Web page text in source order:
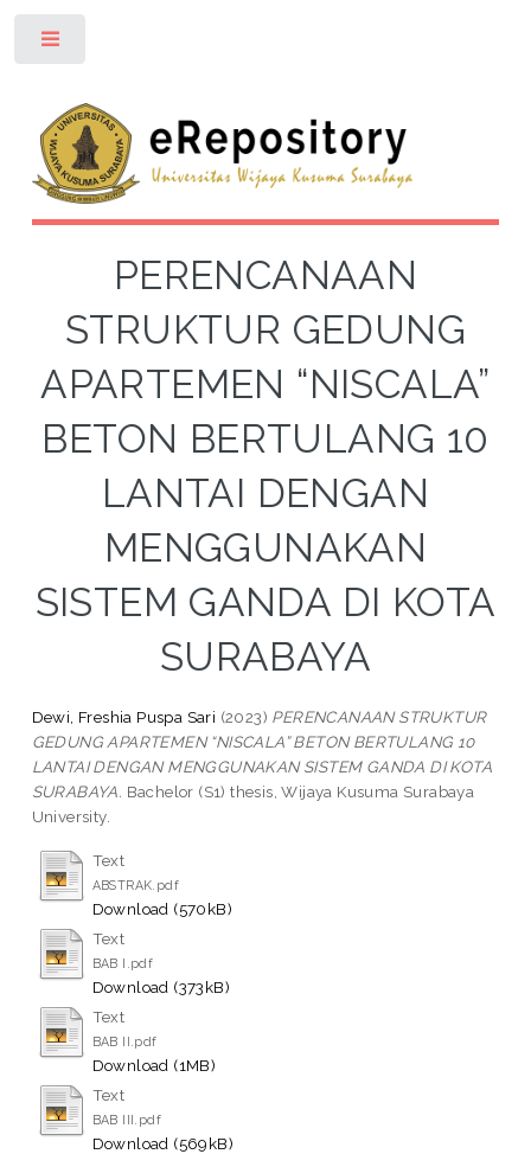
PERENCANAAN
STRUKTUR GEDUNG
APARTEMEN “NISCALA”
BETON BERTULANG 10
LANTAI DENGAN
MENGGUNAKAN
SISTEM GANDA DI KOTA
SURABAYA
Dewi, Freshia Puspa Sari (2023) PERENCANAAN STRUKTUR
GEDUNG APARTEMEN “NISCALA” BETON BERTULANG 10
LANTAI DENGAN MENGGUNAKAN SISTEM GANDA DI KOTA
SURABAYA. Bachelor (S1) thesis, Wijaya Kusuma Surabaya
University.
Text
ABSTRAK.pdf
Download (570kB)
Text
BAB I.pdf
Download (373kB)
Text
BAB II.pdf
Download (1MB)
Text
BAB III.pdf
Download (569kB)